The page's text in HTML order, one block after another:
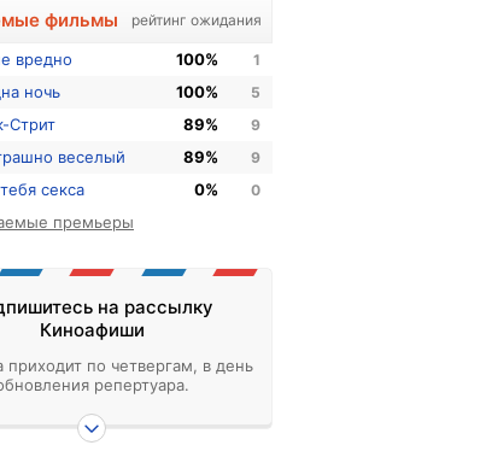
фильмы рейтинг ожидания
вредно 100% 1
ночь 100% 5
Стрит 89% 9
веселый 89% 9
секса 0% 0
премьеры
на рассылку
Киноафиши
приходит по четвергам, в день
репертуара.